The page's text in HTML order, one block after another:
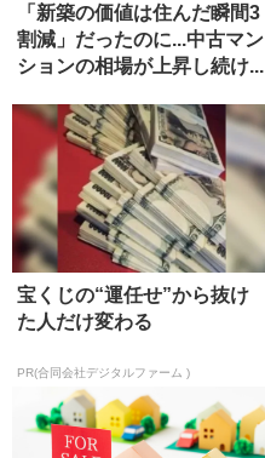
「新築の価値は住んだ瞬間3
割減」だったのに...中古マン
ションの相場が上昇し続け...
宝くじの“運任せ”から抜け
た人だけ変わる
PR(合同会社デジタルファーム )